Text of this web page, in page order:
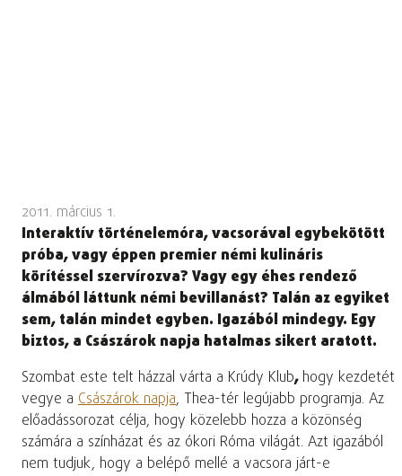
2011. március 1.
Interaktív történelemóra, vacsorával egybekötött
próba, vagy éppen premier némi kulináris
körítéssel szervírozva? Vagy egy éhes rendező
álmából láttunk némi bevillanást? Talán az egyiket
sem, talán mindet egyben. Igazából mindegy. Egy
biztos, a Császárok napja hatalmas sikert aratott.
Szombat este telt házzal várta a Krúdy Klub, hogy kezdetét
vegye a Császárok napja, Thea-tér legújabb programja. Az
előadássorozat célja, hogy közelebb hozza a közönség
számára a színházat és az ókori Róma világát. Azt igazából
nem tudjuk, hogy a belépő mellé a vacsora járt-e